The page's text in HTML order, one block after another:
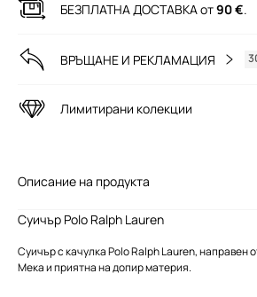
БЕЗПЛАТНА ДОСТАВКА от90 €.
ВРЪЩАНЕ И РЕКЛАМАЦИЯ
Лимитирани колекции
Описание на продукта
Суичър Polo Ralph Lauren
Суичър с качулка Polo Ralph Lauren, направен
Мека и приятна на допир материя.